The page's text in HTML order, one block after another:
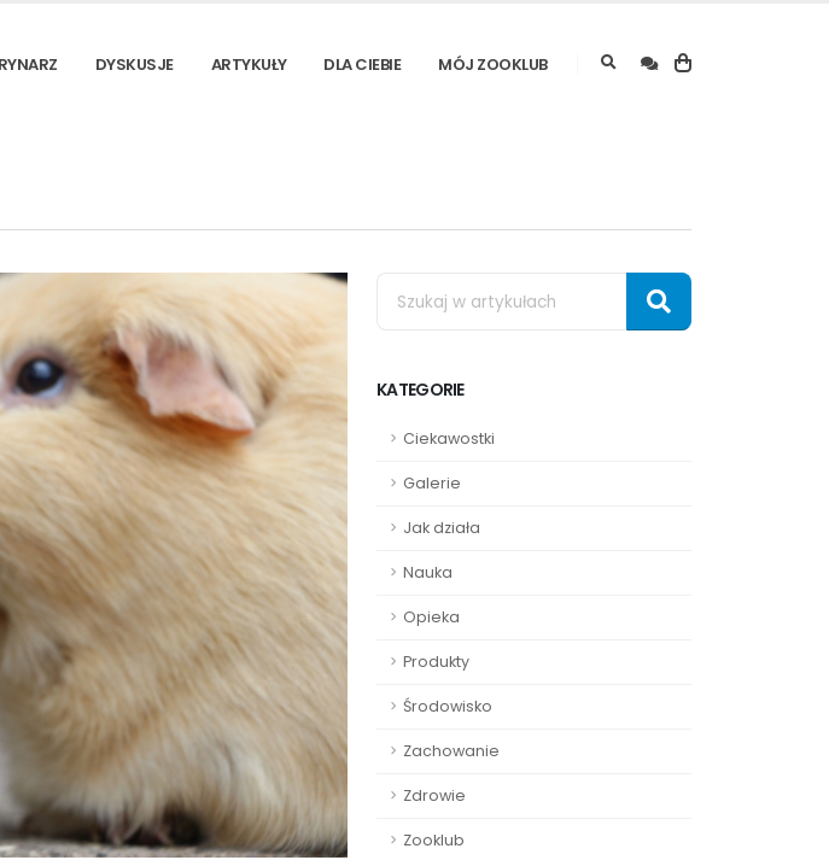
DYSKUSJE ARTYKUŁY DLA CIEBIE MÓJ ZOOKLUB
KATEGORIE
Ciekawostki
Galerie
Jak działa
Nauka
Opieka
Produkty
Środowisko
Zachowanie
Zdrowie
Zooklub